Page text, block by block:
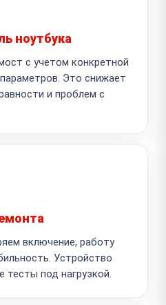
ноутбука
с учетом конкретной
Это снижает
и проблем с
включение, работу
Устройство
под нагрузкой.